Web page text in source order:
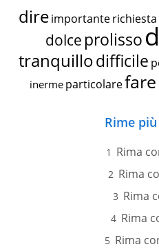
dire importante richiesta
dolce prolisso
tranquillodifficile
inerme particolarefare
Rime
Rima
Rima
Rima
Rima
Rima